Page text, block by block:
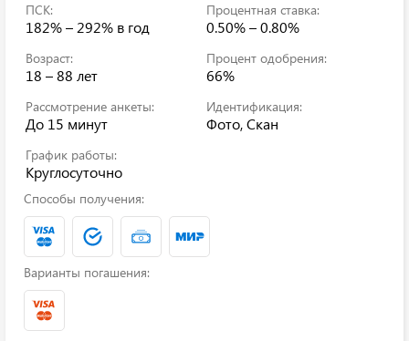
ПСК:
182% – 292% в год
Процентная ставка:
0.50% – 0.80%
Возраст:
18 – 88 лет
Процент одобрения:
66%
Рассмотрение анкеты:
До 15 минут
Идентификация:
Фото, Скан
График работы:
Круглосуточно
Способы получения:
Варианты погашения: